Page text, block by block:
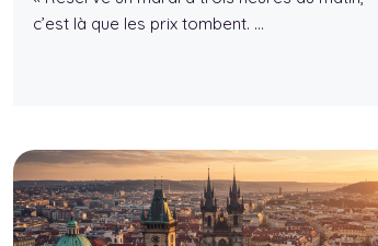
c’est là que les prix tombent. …